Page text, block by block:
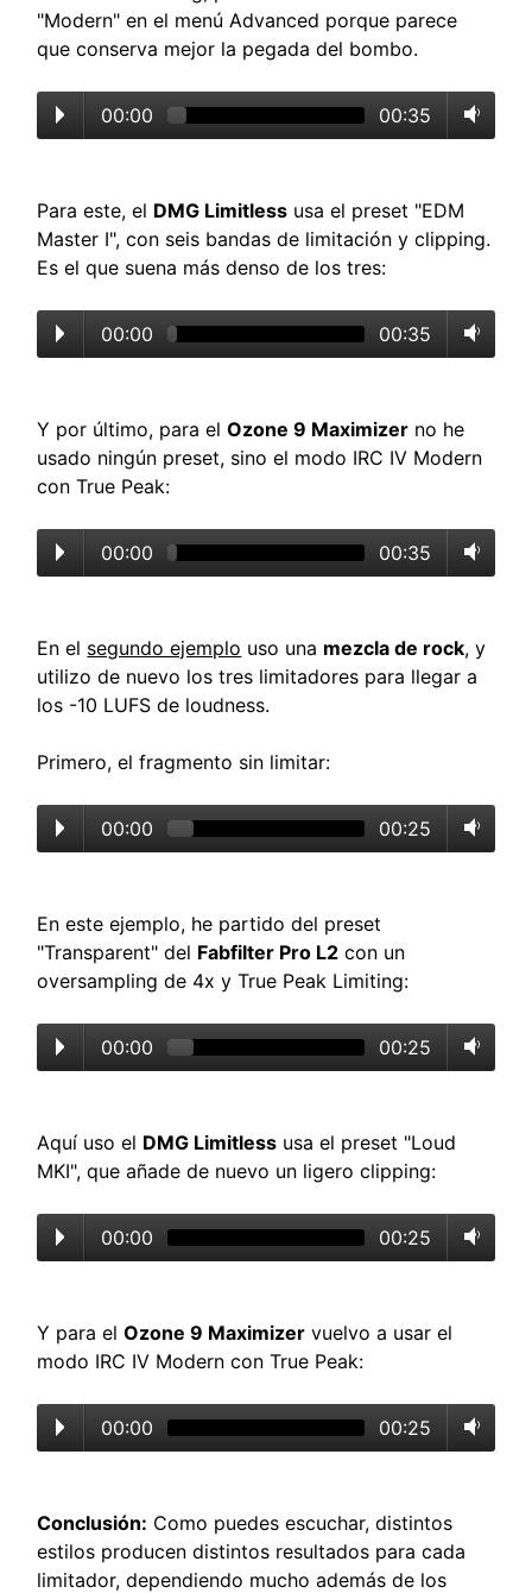
"Modern" en el menú Advanced porque parece
que conserva mejor la pegada del bombo.
00:00 00:35
Para este, el DMG Limitless usa el preset "EDM
Master I", con seis bandas de limitación y clipping.
Es el que suena más denso de los tres:
00:00 00:35
Y por último, para elOzone 9 Maximizer no he
usado ningún preset, sino el modo IRC IV Modern
con True Peak:
00:00 00:35
En el segundo ejemplo uso una mezcla de rock, y
utilizo de nuevo los tres limitadores para llegar a
los -10 LUFS de loudness.
Primero, el fragmento sin limitar:
00:00 00:25
En este ejemplo, he partido del preset
"Transparent" del Fabfilter Pro L2 con un
oversampling de 4x y True Peak Limiting:
00:00 00:25
Aquí uso el DMG Limitless usa el preset "Loud
MKI", que añade de nuevo un ligero clipping:
00:00 00:25
Y para elOzone 9 Maximizer vuelvo a usar el
modo IRC IV Modern con True Peak:
00:00 00:25
Conclusión: Como puedes escuchar, distintos
estilos producen distintos resultados para cada
limitador, dependiendo mucho además de los